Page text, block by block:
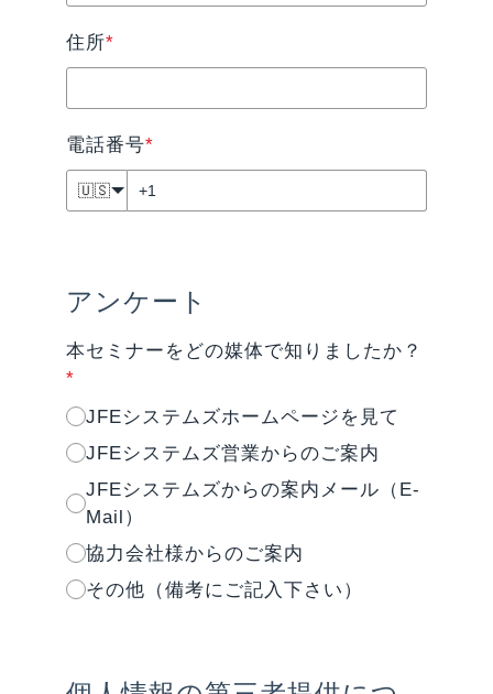
住所*
電話番号*
🇺🇸
アンケート
本セミナーをどの媒体で知りましたか？
*
JFEシステムズホームページを見て
JFEシステムズ営業からのご案内
JFEシステムズからの案内メール（E-
Mail）
協力会社様からのご案内
その他（備考にご記入下さい）